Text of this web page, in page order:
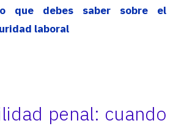
que debes saber sobre el
laboral
penal: cuando